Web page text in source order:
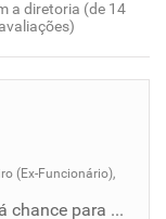
a diretoria (de 14
avaliações)
(Ex-Funcionário),
Uma empresa de bons valores, que dá chance para quem ainda esta começando e incentiva o aprimoramento tanto acadêmico qu...